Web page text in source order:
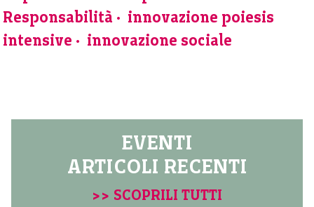
Responsabilità
innovazione poiesis
intensive
innovazione sociale
EVENTI
ARTICOLI RECENTI
>> SCOPRILI TUTTI